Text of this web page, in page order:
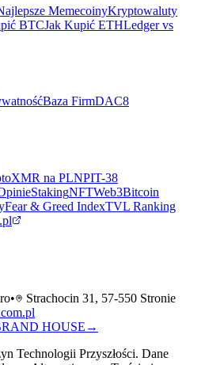
MemecoinyKryptowaluty
BTCJak Kupić ETHLedger vs
Baza FirmDAC8
XMR na PLNPIT-38
StakingNFTWeb3Bitcoin
Fear & Greed IndexTVL Ranking
•
Strachocin 31, 57-550 Stronie
HOUSE →
Technologii Przyszłości. Dane